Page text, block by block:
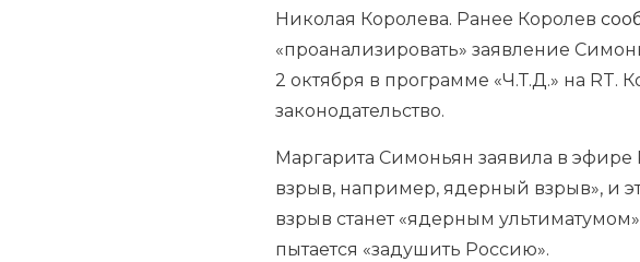
Николая Королева. Ранее Королев
«проанализировать» заявление
2 октября в программе «Ч.Т.Д.» на RT.
законодательство.
Маргарита Симоньян заявила в
взрыв, например, ядерный взрыв», и
взрыв станет «ядерным
пытается «задушить Россию».